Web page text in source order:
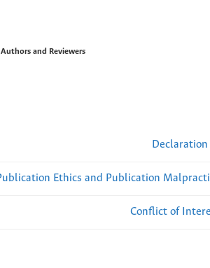
and Reviewers
Ethics and Publication
Conflict of